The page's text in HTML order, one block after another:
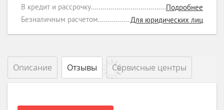
В кредит и рассрочку
Подробнее
Безналичным расчетом
Для юридических лиц
Описание Отзывы Сервисные центры